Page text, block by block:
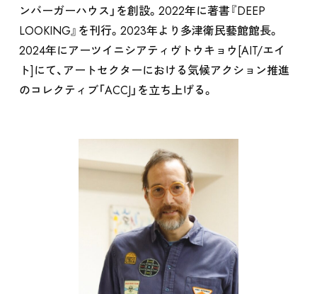
ンバーガーハウス」を創設。2022年に著書『DEEP
LOOKING』を刊行。2023年より多津衛民藝館館長。
2024年にアーツイニシアティヴトウキョウ[AIT/エイ
ト]にて、アートセクターにおける気候アクション推進
のコレクティブ「ACCJ」を立ち上げる。